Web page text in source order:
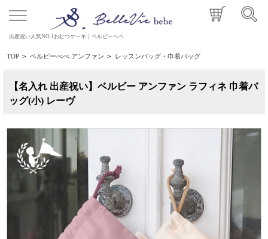
出産祝い人気NO.1おむつケーキ｜ベルビーベベ
TOP > ベルビーべべ アンファン > レッスンバッグ・巾着バッグ
【名入れ 出産祝い】ベルビー アンファン ラフィネ 巾着バ
ッグ(小) レーヴ